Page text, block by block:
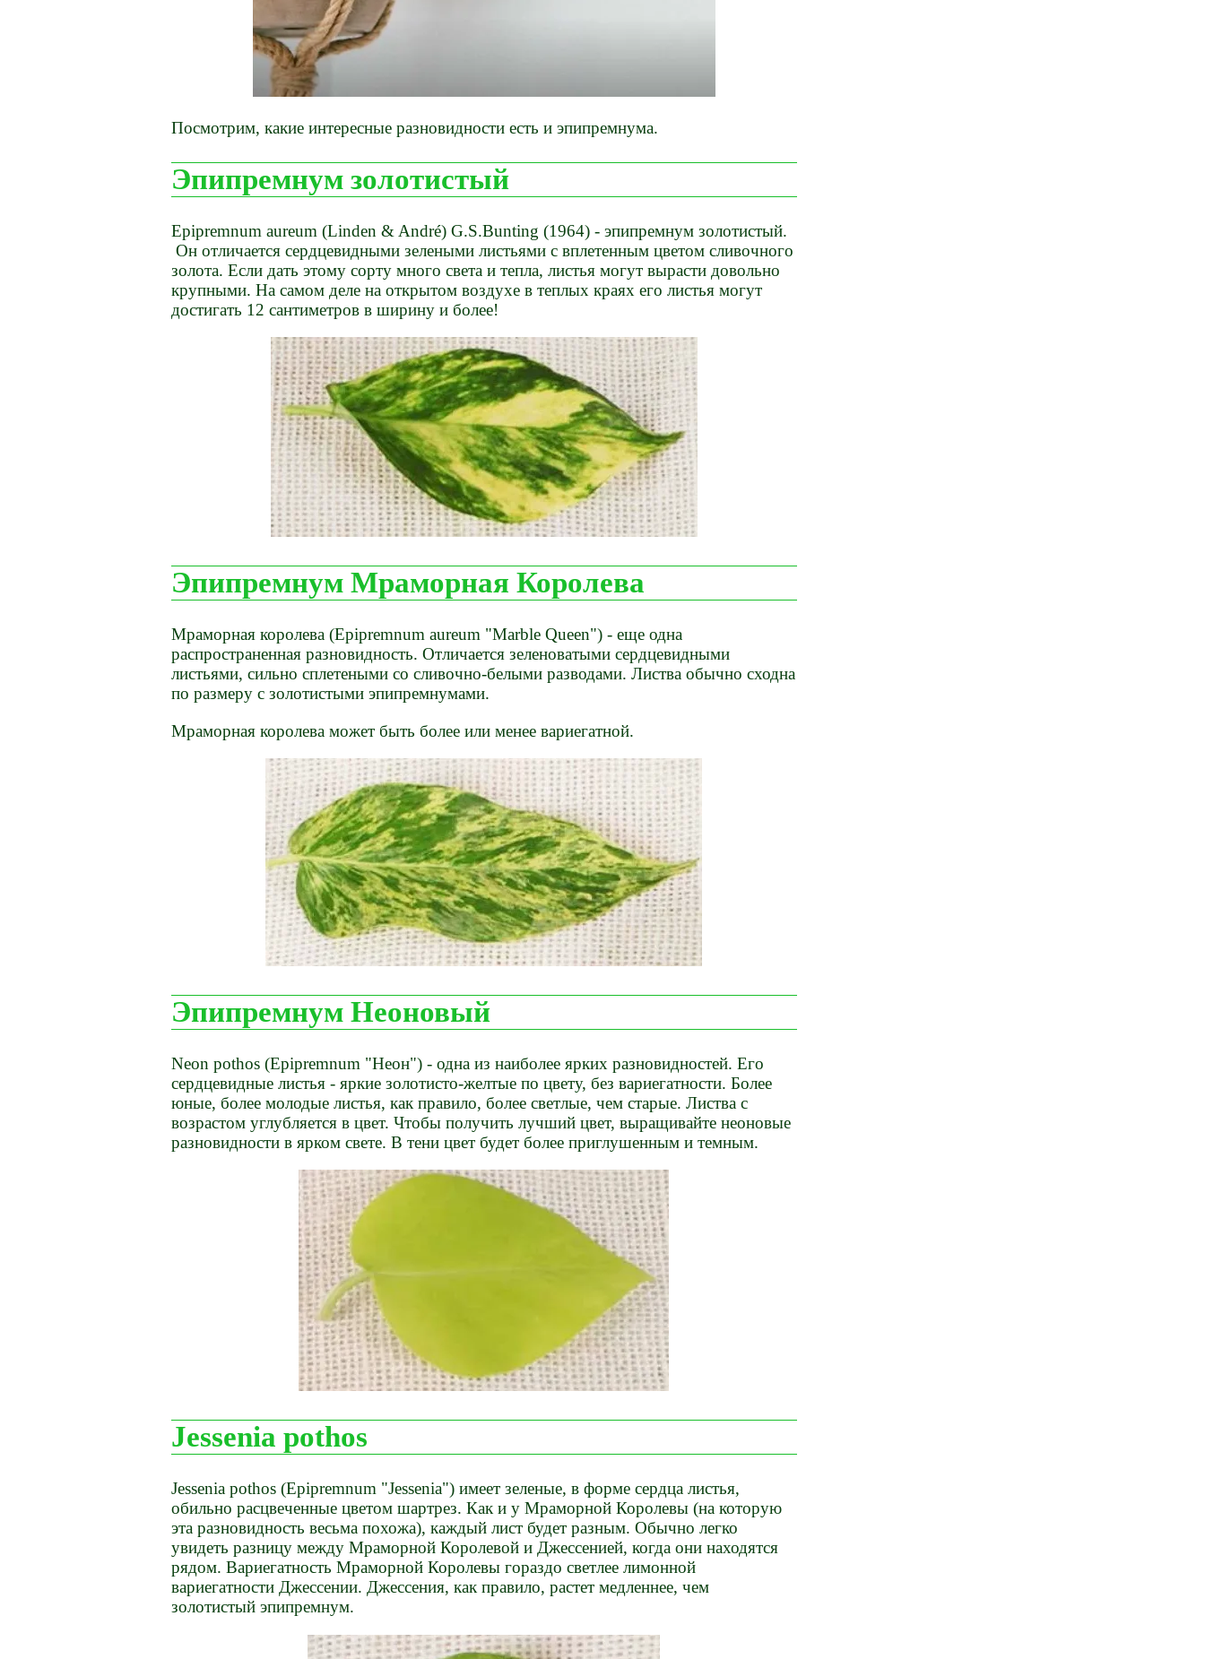
Посмотрим, какие интересные разновидности есть и эпипремнума.
Эпипремнум золотистый
Epipremnum aureum (Linden & André) G.S.Bunting (1964) - эпипремнум золотистый.
Он отличается сердцевидными зелеными листьями с вплетенным цветом сливочного
золота. Если дать этому сорту много света и тепла, листья могут вырасти довольно
крупными. На самом деле на открытом воздухе в теплых краях его листья могут
достигать 12 сантиметров в ширину и более!
Эпипремнум Мраморная Королева
Мраморная королева (Epipremnum aureum "Marble Queen") - еще одна
распространенная разновидность. Отличается зеленоватыми сердцевидными
листьями, сильно сплетеными со сливочно-белыми разводами. Листва обычно сходна
по размеру с золотистыми эпипремнумами.
Мраморная королева может быть более или менее вариегатной.
Эпипремнум Неоновый
Neon pothos (Epipremnum "Неон") - одна из наиболее ярких разновидностей. Его
сердцевидные листья - яркие золотисто-желтые по цвету, без вариегатности. Более
юные, более молодые листья, как правило, более светлые, чем старые. Листва с
возрастом углубляется в цвет. Чтобы получить лучший цвет, выращивайте неоновые
разновидности в ярком свете. В тени цвет будет более приглушенным и темным.
Jessenia pothos
Jessenia pothos (Epipremnum "Jessenia") имеет зеленые, в форме сердца листья,
обильно расцвеченные цветом шартрез. Как и у Мраморной Королевы (на которую
эта разновидность весьма похожа), каждый лист будет разным. Обычно легко
увидеть разницу между Мраморной Королевой и Джессенией, когда они находятся
рядом. Вариегатность Мраморной Королевы гораздо светлее лимонной
вариегатности Джессении. Джессения, как правило, растет медленнее, чем
золотистый эпипремнум.